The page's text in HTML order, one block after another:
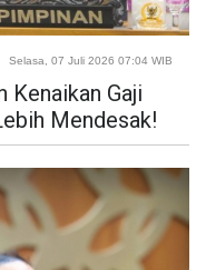
Selasa, 07 Juli 2026 07:04 WIB
Kenaikan Gaji
Mendesak!